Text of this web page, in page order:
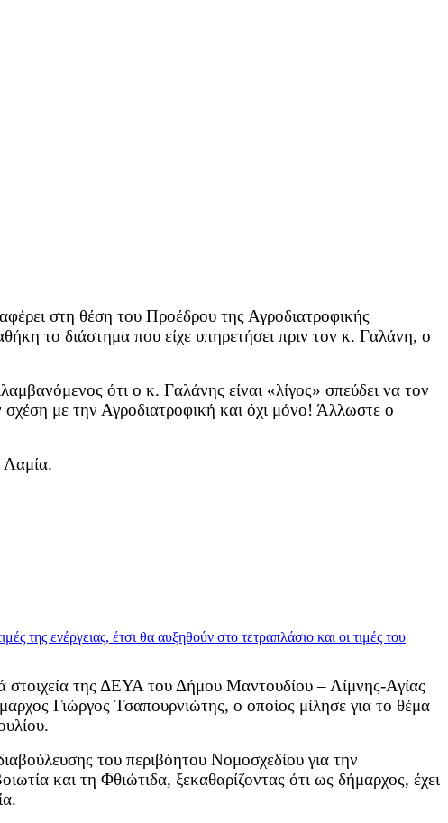
στη θέση του Προέδρου της Αγροδιατροφικής
το διάστημα που είχε υπηρετήσει πριν τον κ. Γαλάνη, ο
ότι ο κ. Γαλάνης είναι «λίγος» σπεύδει να τον
σχέση με την Αγροδιατροφική και όχι μόνο! Άλλωστε ο
Λαμία.
στοιχεία της ΔΕΥΑ του Δήμου Μαντουδίου – Λίμνης-Αγίας
Γιώργος Τσαπουρνιώτης, ο οποίος μίλησε για το θέμα
του περιβόητου Νομοσχεδίου για την
και τη Φθιώτιδα, ξεκαθαρίζοντας ότι ως δήμαρχος, έχει